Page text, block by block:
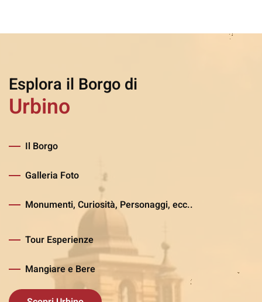
Esplora il Borgo di
Urbino
Il Borgo
Galleria Foto
Monumenti, Curiosità, Personaggi, ecc..
Tour Esperienze
Mangiare e Bere